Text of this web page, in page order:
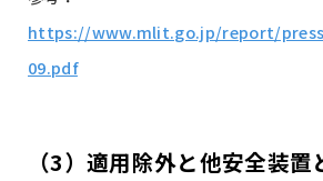
https://www.mlit.go.jp/report/
09.pdf
（3）適用除外と他安全装置